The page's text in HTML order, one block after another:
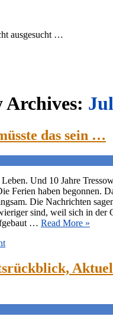
ausgesucht …
das sein …
Und 10 Jahre
Ferien haben begonnen.
Die Nachrichten
sind, weil sich in der
… Read More »